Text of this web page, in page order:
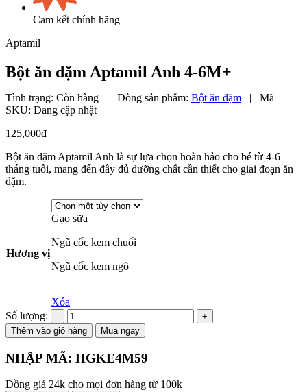
Cam kết chính hãng
Aptamil
Bột ăn dặm Aptamil Anh 4-6M+
Tình trạng: Còn hàng | Dòng sản phẩm: Bột ăn dặm |
Mã
SKU: Đang cập nhật
125,000₫
Bột ăn dặm Aptamil Anh là sự lựa chọn hoàn hảo cho bé từ 4-6
tháng tuổi, mang đến đầy đủ dưỡng chất cần thiết cho giai đoạn ăn
dặm.
Hương vị
Gạo sữa
Ngũ cốc kem chuối
Ngũ cốc kem ngô
Xóa
Số lượng:
Thêm vào giỏ hàng Mua ngay
NHẬP MÃ: HGKE4M59
Đồng giá 24k cho mọi đơn hàng từ 100k